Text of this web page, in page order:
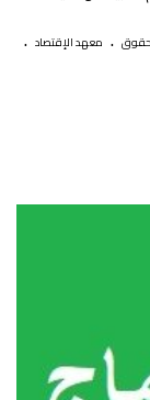
. معهد الإقتصاد .